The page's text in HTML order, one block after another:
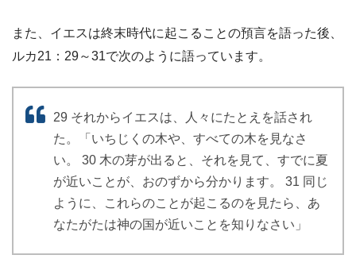
また、イエスは終末時代に起こることの預言を語った後、
ルカ21：29～31で次のように語っています。
29 それからイエスは、人々にたとえを話され
た。「いちじくの木や、すべての木を見なさ
い。 30 木の芽が出ると、それを見て、すでに夏
が近いことが、おのずから分かります。 31 同じ
ように、これらのことが起こるのを見たら、あ
なたがたは神の国が近いことを知りなさい」